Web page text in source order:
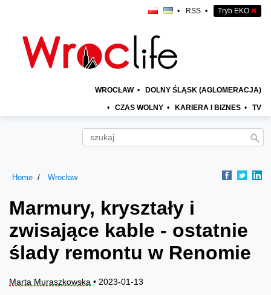
• RSS • Tryb EKO ✖
WROCŁAW • DOLNY ŚLĄSK (AGLOMERACJA)
• CZAS WOLNY • KARIERA I BIZNES • TV
Home Wrocław
Marmury, kryształy i
zwisające kable - ostatnie
ślady remontu w Renomie
Marta Muraszkowska • 2023-01-13